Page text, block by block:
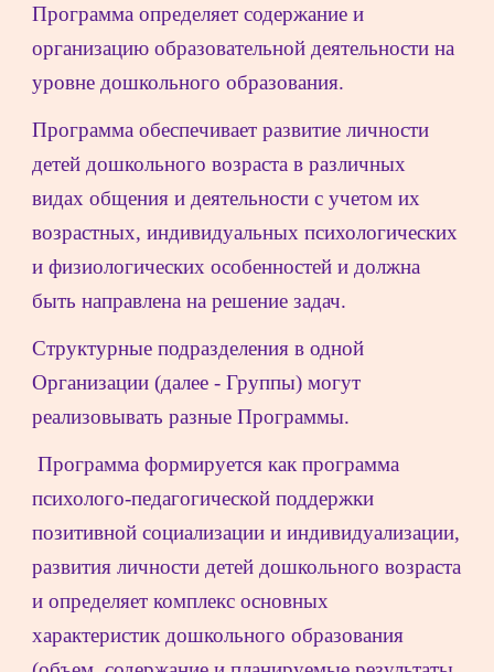
Программа определяет содержание и
организацию образовательной деятельности на
уровне дошкольного образования.
Программа обеспечивает развитие личности
детей дошкольного возраста в различных
видах общения и деятельности с учетом их
возрастных, индивидуальных психологических
и физиологических особенностей и должна
быть направлена на решение задач.
Структурные подразделения в одной
Организации (далее - Группы) могут
реализовывать разные Программы.
Программа формируется как программа
психолого-педагогической поддержки
позитивной социализации и индивидуализации,
развития личности детей дошкольного возраста
и определяет комплекс основных
характеристик дошкольного образования